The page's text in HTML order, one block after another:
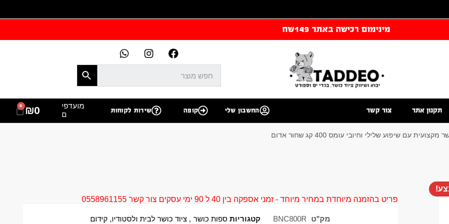
מינימום רכישה באתר 149שח
תקנון אתר צור קשר החשבון שלי קופה שירות לקוחות
מועדפי
ם
₪0
0
עם שיפוע שלילי וחיובי עומס 400 קג שחור אדום
פריט בהזמנה מיוחדת במחיר מיוחד - זמני אספקה בין 40 ל 90 ימי עסקים צור קשר 0558961155
מק"ט BNC800R קטגוריות ספות כושר , ציוד כושר לבית ולסטודיו, קידום